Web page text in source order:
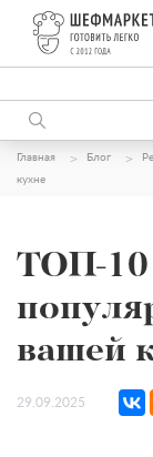
Главная Блог
кухне
ТОП-
вашей
29.09.2025